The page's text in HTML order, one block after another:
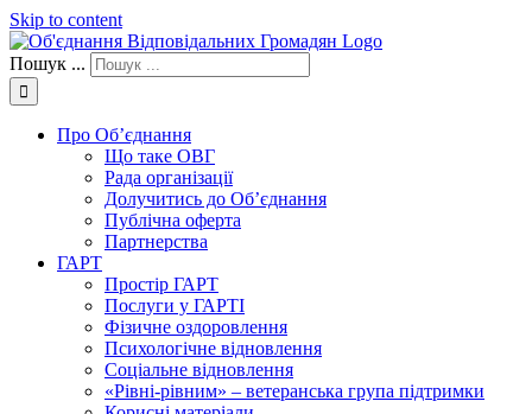
Skip to content
Пошук ...
Про Об’єднання
Що таке ОВГ
Рада організації
Долучитись до Об’єднання
Публічна оферта
Партнерства
ГАРТ
Простір ГАРТ
Послуги у ГАРТІ
Фізичне оздоровлення
Психологічне відновлення
Соціальне відновлення
«Рівні-рівним» – ветеранська група підтримки